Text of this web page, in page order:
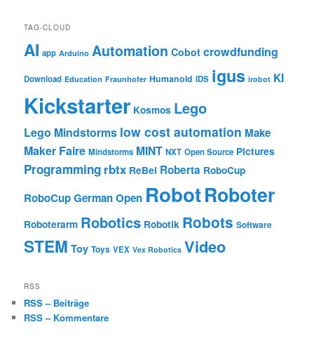
TAG-CLOUD
AI app Arduino Automation Cobot crowdfunding
Download Education Fraunhofer Humanoid IDS igus irobot KI
Kickstarter Kosmos Lego
Lego Mindstorms low cost automation Make
Maker Faire Mindstorms MINT NXT Open Source Pictures
Programming rbtx ReBel Roberta RoboCup
RoboCup German Open RobotRoboter
Roboterarm Robotics Robotik Robots Software
STEM Toy Toys VEX Vex Robotics Video
RSS
RSS – Beiträge
RSS – Kommentare